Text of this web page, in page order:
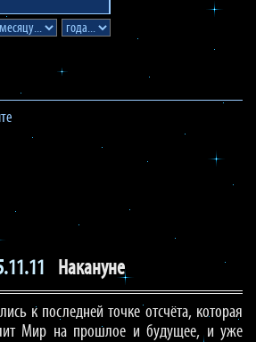
Накануне
к последней точке отсчёта, которая
Мир на прошлое и будущее, и уже